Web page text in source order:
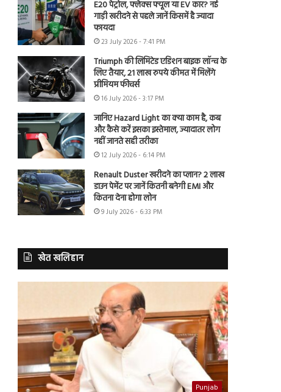
E20 पेट्रोल, फ्लेक्स फ्यूल या EV कार? नई
गाड़ी खरीदने से पहले जानें किसमें है ज्यादा
फायदा
23 July 2026 - 7:41 PM
Triumph की लिमिटेड एडिशन बाइक लॉन्च के
लिए तैयार, 21 लाख रुपये कीमत में मिलेंगे
प्रीमियम फीचर्स
16 July 2026 - 3:17 PM
जानिए Hazard Light का क्या काम है, कब
और कैसे करें इसका इस्तेमाल, ज्यादातर लोग
नहीं जानते सही तरीका
12 July 2026 - 6:14 PM
Renault Duster खरीदने का प्लान? 2 लाख
डाउन पेमेंट पर जानें कितनी बनेगी EMI और
कितना देना होगा लोन
9 July 2026 - 6:33 PM
खेत खलिहान
Punjab